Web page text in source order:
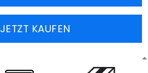
JETZT KAUFEN